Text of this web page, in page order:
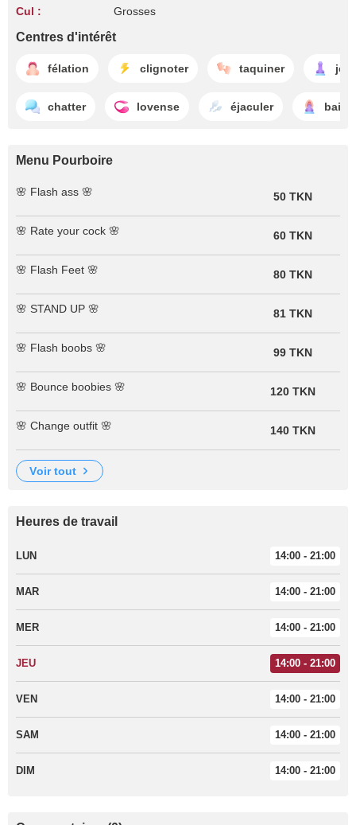
Cul : Grosses
Centres d'intérêt
félation clignoter taquiner
chatter lovense éjaculer
Menu Pourboire
🌸 Flash ass 🌸 50 TKN
🌸 Rate your cock 🌸 60 TKN
🌸 Flash Feet 🌸 80 TKN
🌸 STAND UP 🌸 81 TKN
🌸 Flash boobs 🌸 99 TKN
🌸 Bounce boobies 🌸 120 TKN
🌸 Change outfit 🌸 140 TKN
voir tout
Heures de travail
LUN 14:00 - 21:00
MAR 14:00 - 21:00
MER 14:00 - 21:00
JEU 14:00 - 21:00
VEN 14:00 - 21:00
SAM 14:00 - 21:00
DIM 14:00 - 21:00